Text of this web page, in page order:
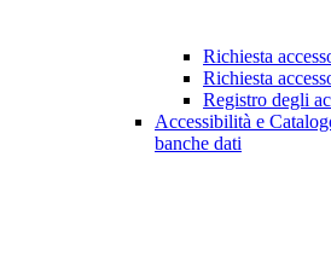
Richiesta
Richiesta
Registro degli
Accessibilità e
banche dati